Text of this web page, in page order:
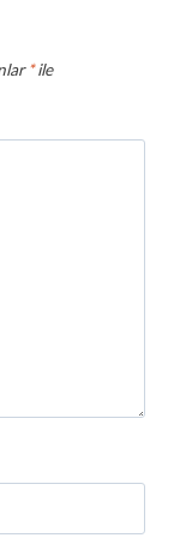
*ile